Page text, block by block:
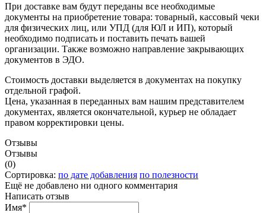
При доставке вам будут переданы все необходимые
документы на приобретение товара: товарный, кассовый чеки
для физических лиц, или УПД (для ЮЛ и ИП), который
необходимо подписать и поставить печать вашей
организации. Также возможно направление закрывающих
документов в ЭДО.
Стоимость доставки выделяется в документах на покупку
отдельной графой.
Цена, указанная в переданных вам нашим представителем
документах, является окончательной, курьер не обладает
правом корректировки цены.
Отзывы
Отзывы
(0)
Сортировка: по дате добавления по полезности
Ещё не добавлено ни одного комментария
Написать отзыв
Имя*